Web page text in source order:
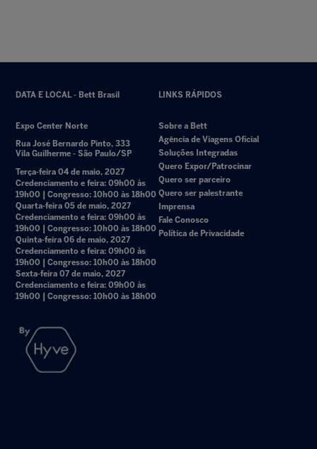
DATA E LOCAL - Bett Brasil
Expo Center Norte
Rua José Bernardo Pinto, 333
Vila Guilherme - São Paulo/SP
Terça-feira 04 de maio, 2027
Credenciamento e feira: 09h00 às
19h00 | Congresso: 10h00 às 18h00
Quarta-feira 05 de maio, 2027
Credenciamento e feira: 09h00 às
19h00 | Congresso: 10h00 às 18h00
Quinta-feira 06 de maio, 2027
Credenciamento e feira: 09h00 às
19h00 | Congresso: 10h00 às 18h00
Sexta-feira 07 de maio, 2027
Credenciamento e feira: 09h00 às
19h00 | Congresso: 10h00 às 18h00
LINKS RÁPIDOS
Sobre a Bett
Agência de Viagens Oficial
Soluções Integradas
Quero Expor/Patrocinar
Quero ser parceiro
Quero ser palestrante
Imprensa
Fale Conosco
Política de Privacidade